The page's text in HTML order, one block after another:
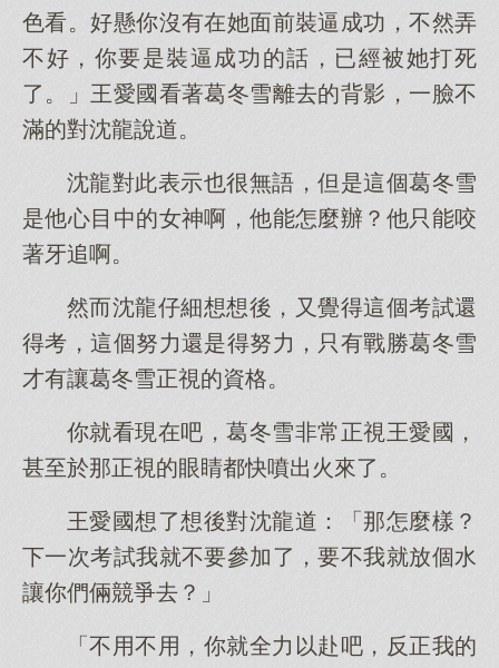
色看。好懸你沒有在她面前裝逼成功，不然弄
不好，你要是裝逼成功的話，已經被她打死
了。」王愛國看著葛冬雪離去的背影，一臉不
滿的對沈龍說道。
沈龍對此表示也很無語，但是這個葛冬雪
是他心目中的女神啊，他能怎麼辦？他只能咬
著牙追啊。
然而沈龍仔細想想後，又覺得這個考試還
得考，這個努力還是得努力，只有戰勝葛冬雪
才有讓葛冬雪正視的資格。
你就看現在吧，葛冬雪非常正視王愛國，
甚至於那正視的眼睛都快噴出火來了。
王愛國想了想後對沈龍道：「那怎麼樣？
下一次考試我就不要參加了，要不我就放個水
讓你們倆競爭去？」
「不用不用，你就全力以赴吧，反正我的